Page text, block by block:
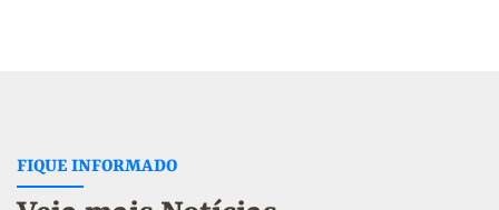
FIQUE INFORMADO